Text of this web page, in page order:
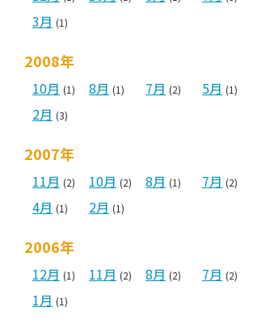
3月 (1)
2008年
10月 (1) 8月 (1) 7月 (2) 5月 (1)
2月 (3)
2007年
11月 (2) 10月 (2) 8月 (1) 7月 (2)
4月 (1) 2月 (1)
2006年
12月 (1) 11月 (2) 8月 (2) 7月 (2)
1月 (1)